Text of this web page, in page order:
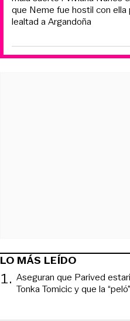
que Neme fue hostil con ella
lealtad a Argandoña
LO MÁS LEÍDO
1. Aseguran que Parived
Tonka Tomicic y que la